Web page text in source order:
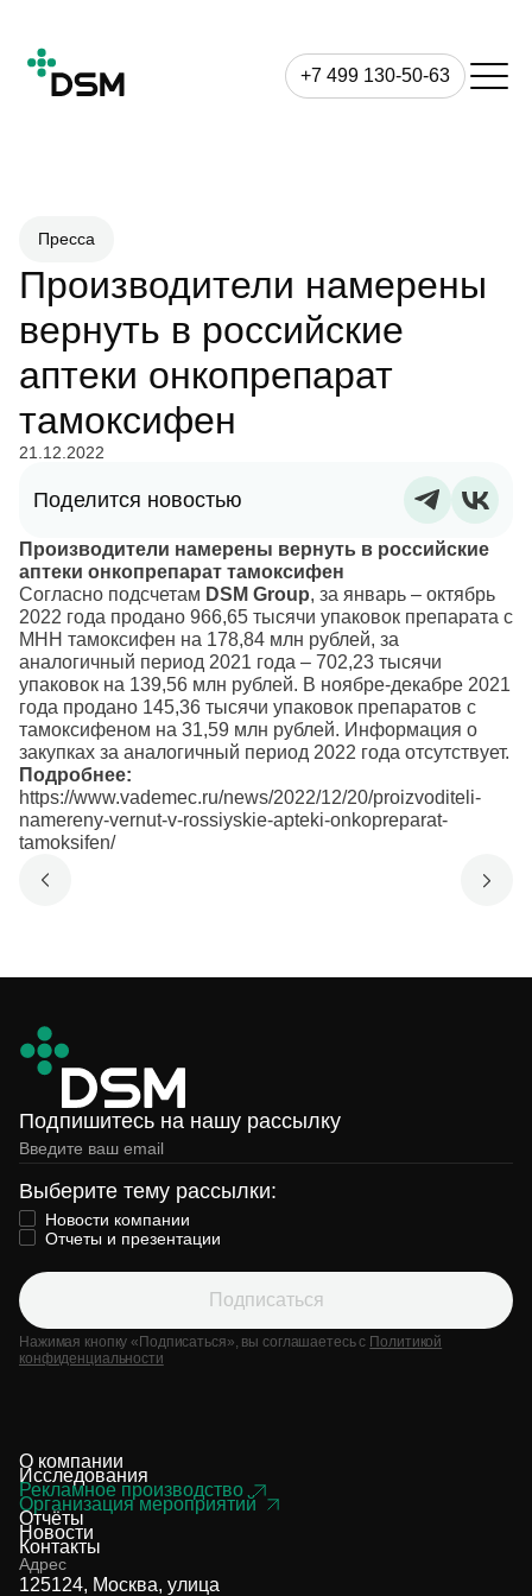
+7 499 130-50-63
Пресса
Производители намерены
вернуть в российские
аптеки онкопрепарат
тамоксифен
21.12.2022
Поделится новостью
Производители намерены вернуть в российские
аптеки онкопрепарат тамоксифен
Согласно подсчетам DSM Group, за январь – октябрь
2022 года продано 966,65 тысячи упаковок препарата с
МНН тамоксифен на 178,84 млн рублей, за
аналогичный период 2021 года – 702,23 тысячи
упаковок на 139,56 млн рублей. В ноябре-декабре 2021
года продано 145,36 тысячи упаковок препаратов с
тамоксифеном на 31,59 млн рублей. Информация о
закупках за аналогичный период 2022 года отсутствует.
Подробнее:
https://www.vademec.ru/news/2022/12/20/proizvoditeli-
namereny-vernut-v-rossiyskie-apteki-onkopreparat-
tamoksifen/
Подпишитесь на нашу рассылку
Выберите тему рассылки:
Новости компании
Отчеты и презентации
Подписаться
Нажимая кнопку «Подписаться», вы соглашаетесь с Политикой
конфиденциальности
О компании
Исследования
Рекламное производство
Организация мероприятий
Отчёты
Новости
Контакты
Адрес
125124, Москва, улица